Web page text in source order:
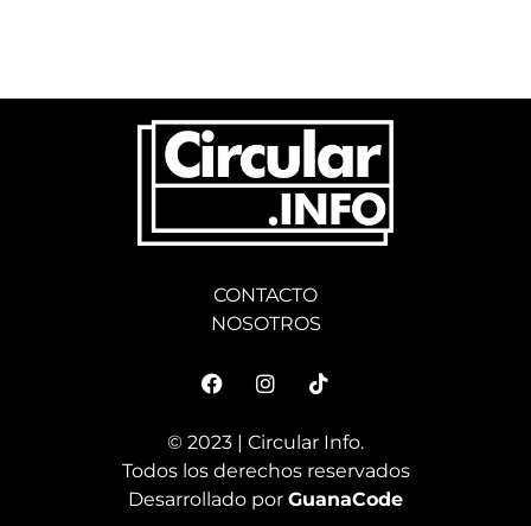
CONTACTO
NOSOTROS
© 2023 | Circular Info.
Todos los derechos reservados
Desarrollado por GuanaCode